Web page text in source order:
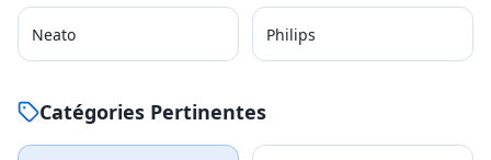
Neato Philips
Catégories Pertinentes